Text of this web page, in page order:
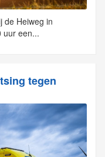
de Heiweg in
uur een...
tegen